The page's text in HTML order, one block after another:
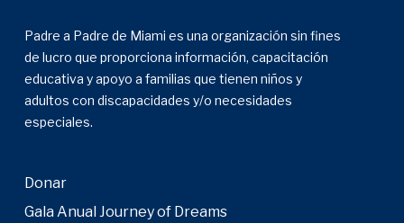
Padre a Padre de Miami es una organización sin fines
de lucro que proporciona información, capacitación
educativa y apoyo a familias que tienen niños y
adultos con discapacidades y/o necesidades
especiales.
Donar
Gala Anual Journey of Dreams